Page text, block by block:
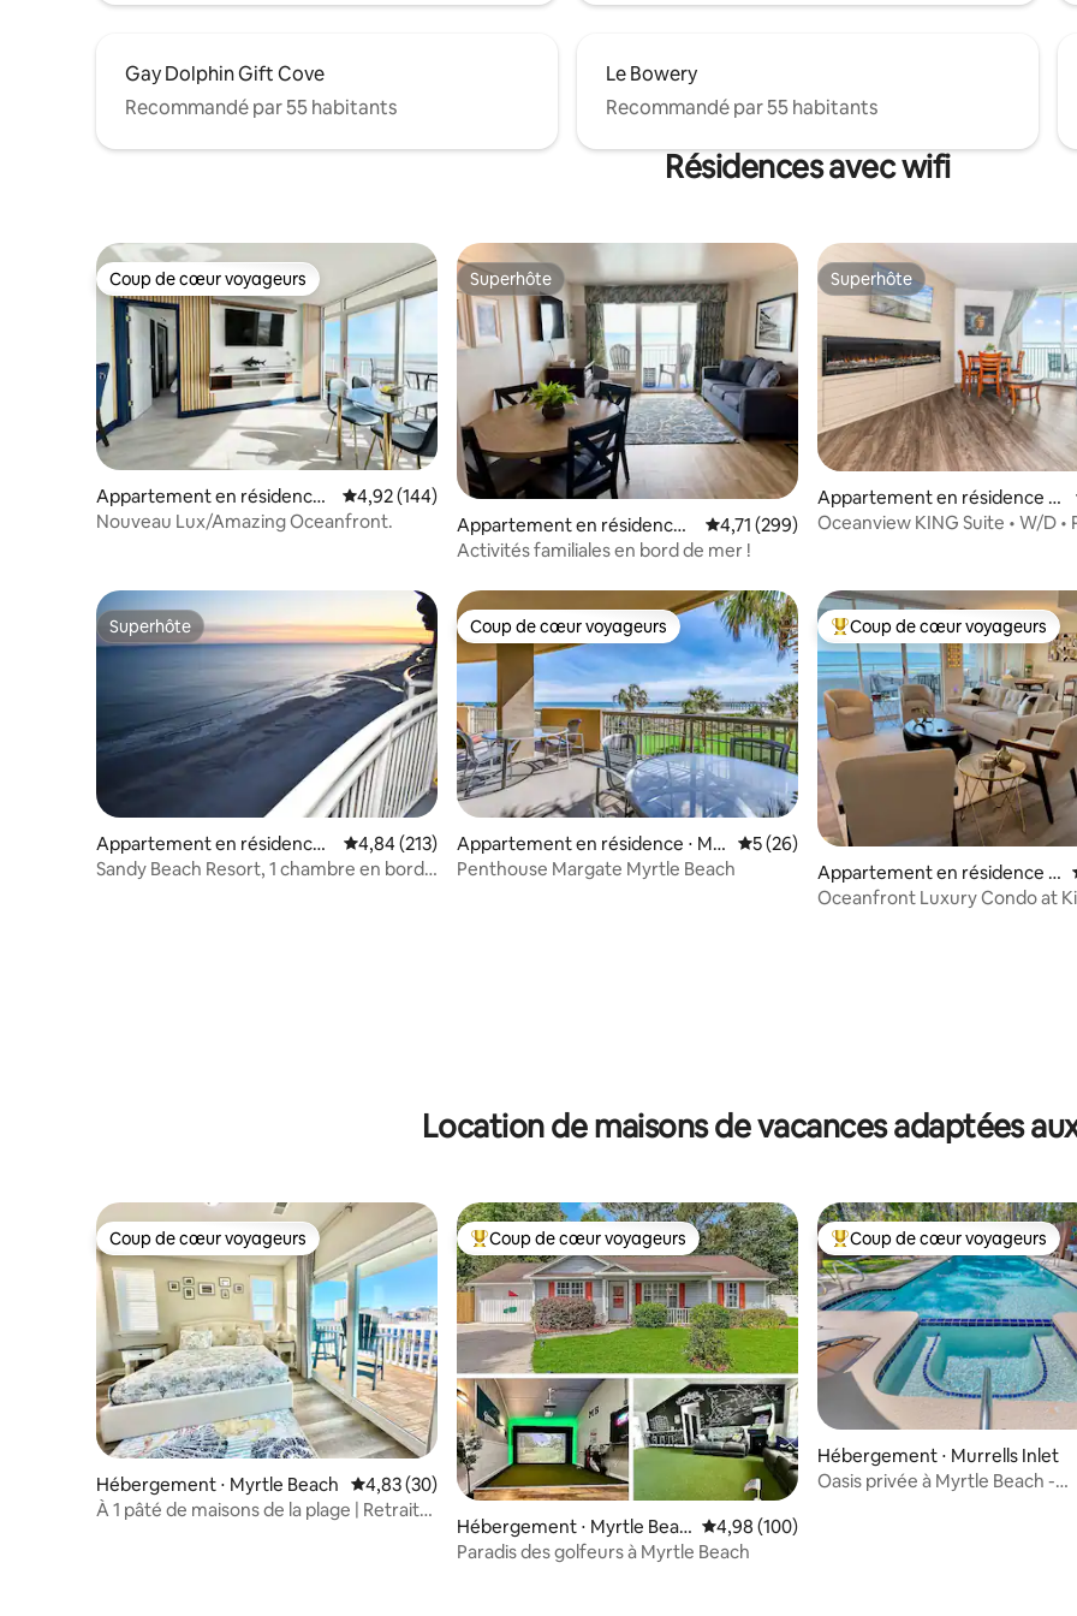
Gay Dolphin Gift Cove
Recommandé par 55 habitants
Le Bowery
Recommandé par 55 habitants
Résidences avec wifi
Coup de cœur voyageurs
Coup de cœur voyageurs
Appartement en résidence ⋅
Myrtle Beach
Évaluation moyenne sur la base de 144 commentaires : 4,92 sur 5
4,92 (144)
Nouveau Lux/Amazing Oceanfront.
Superhôte
Superhôte
Appartement en résidence ⋅
Myrtle Beach
Évaluation moyenne sur la base de 299
4,71 (299)
Activités familiales en bord de mer !
Superhôte
Superhôte
Appartement en résidence ⋅
Myrtle Beach
Oceanview KING Suite • W/D •
Superhôte
Superhôte
Appartement en résidence ⋅
Myrtle Beach
Évaluation moyenne sur la base de 213 commentaires : 4,84 sur 5
4,84 (213)
Sandy Beach Resort, 1 chambre en bord
Coup de cœur voyageurs
Coup de cœur voyageurs
Appartement en résidence ⋅ My
rtle Beach
Évaluation moyenne sur la base de 26
5 (26)
Penthouse Margate Myrtle Beach
Coups de cœur voyageurs les
Coup de cœur voyageurs
Appartement en résidence ⋅
Myrtle Beach
Oceanfront Luxury Condo at
Location de maisons de vacances adaptées
Coup de cœur voyageurs
Coup de cœur voyageurs
Hébergement ⋅ Myrtle Beach Évaluation moyenne sur la base de 30 commentaires : 4,83 sur 5
4,83 (30)
À 1 pâté de maisons de la plage | Retraite
Coups de cœur voyageurs les plus appréciés
Coup de cœur voyageurs
Hébergement ⋅ Myrtle Beac
h
Évaluation moyenne sur la base de 100
4,98 (100)
Paradis des golfeurs à Myrtle Beach
Coups de cœur voyageurs les
Coup de cœur voyageurs
Hébergement ⋅ Murrells Inlet
Oasis privée à Myrtle Beach -